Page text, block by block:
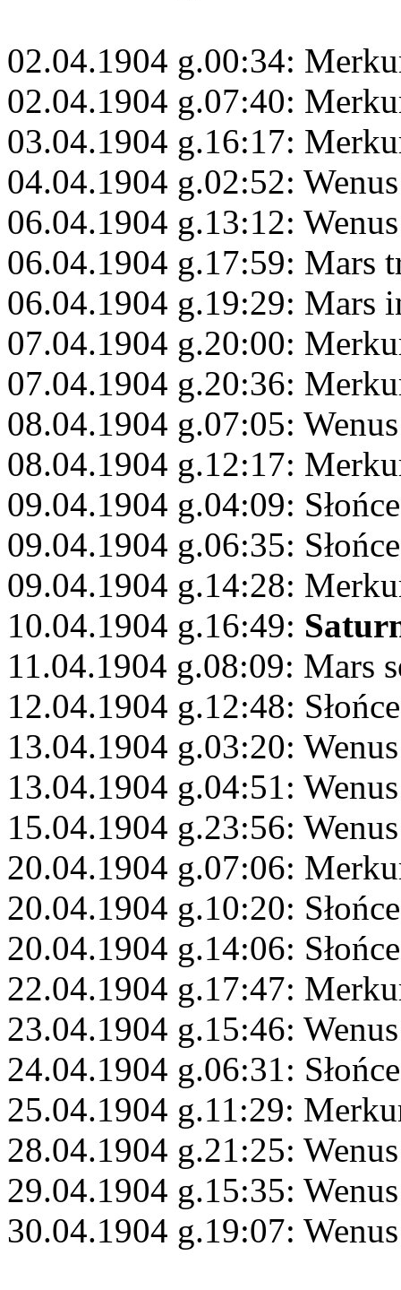
02.04.1904 g.00:34:
02.04.1904 g.07:40:
03.04.1904 g.16:17:
04.04.1904 g.02:52:
06.04.1904 g.13:12:
06.04.1904 g.17:59: Mars
06.04.1904 g.19:29: Mars
07.04.1904 g.20:00:
07.04.1904 g.20:36:
08.04.1904 g.07:05:
08.04.1904 g.12:17:
09.04.1904 g.04:09:
09.04.1904 g.06:35:
09.04.1904 g.14:28:
10.04.1904 g.16:49:
11.04.1904 g.08:09: Mars
12.04.1904 g.12:48:
13.04.1904 g.03:20:
13.04.1904 g.04:51:
15.04.1904 g.23:56:
20.04.1904 g.07:06:
20.04.1904 g.10:20:
20.04.1904 g.14:06:
22.04.1904 g.17:47:
23.04.1904 g.15:46:
24.04.1904 g.06:31:
25.04.1904 g.11:29:
28.04.1904 g.21:25:
29.04.1904 g.15:35:
30.04.1904 g.19:07: